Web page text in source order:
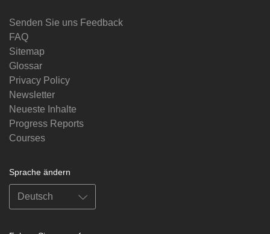
Senden Sie uns Feedback
FAQ
Sitemap
Glossar
Privacy Policy
Newsletter
Neueste Inhalte
Progress Reports
Courses
Sprache ändern